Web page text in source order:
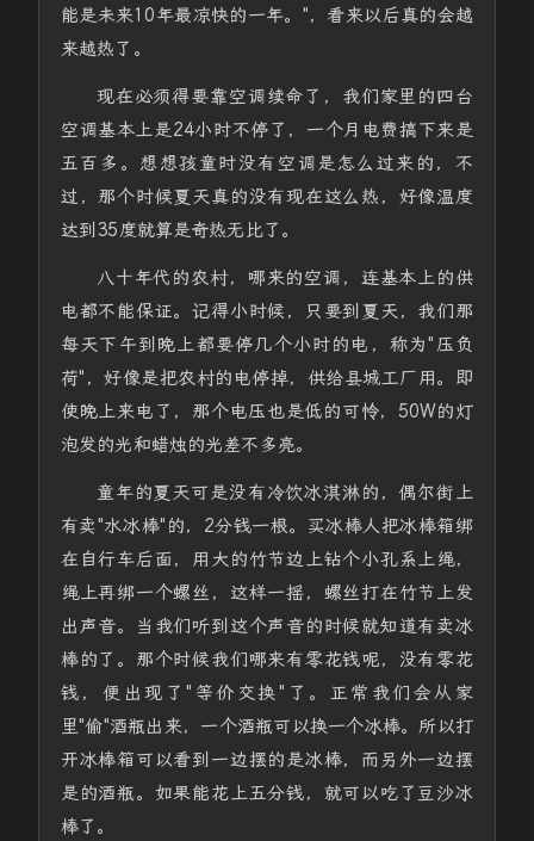
能是未来10年最凉快的一年。"，看来以后真的会越
来越热了。
现在必须得要靠空调续命了，我们家里的四台
空调基本上是24小时不停了，一个月电费搞下来是
五百多。想想孩童时没有空调是怎么过来的，不
过，那个时候夏天真的没有现在这么热，好像温度
达到35度就算是奇热无比了。
八十年代的农村，哪来的空调，连基本上的供
电都不能保证。记得小时候，只要到夏天，我们那
每天下午到晚上都要停几个小时的电，称为"压负
荷"，好像是把农村的电停掉，供给县城工厂用。即
使晚上来电了，那个电压也是低的可怜，50W的灯
泡发的光和蜡烛的光差不多亮。
童年的夏天可是没有冷饮冰淇淋的，偶尔街上
有卖"水冰棒"的，2分钱一根。买冰棒人把冰棒箱绑
在自行车后面，用大的竹节边上钻个小孔系上绳，
绳上再绑一个螺丝，这样一摇，螺丝打在竹节上发
出声音。当我们听到这个声音的时候就知道有卖冰
棒的了。那个时候我们哪来有零花钱呢，没有零花
钱，便出现了"等价交换"了。正常我们会从家
里"偷"酒瓶出来，一个酒瓶可以换一个冰棒。所以打
开冰棒箱可以看到一边摆的是冰棒，而另外一边摆
是的酒瓶。如果能花上五分钱，就可以吃了豆沙冰
棒了。